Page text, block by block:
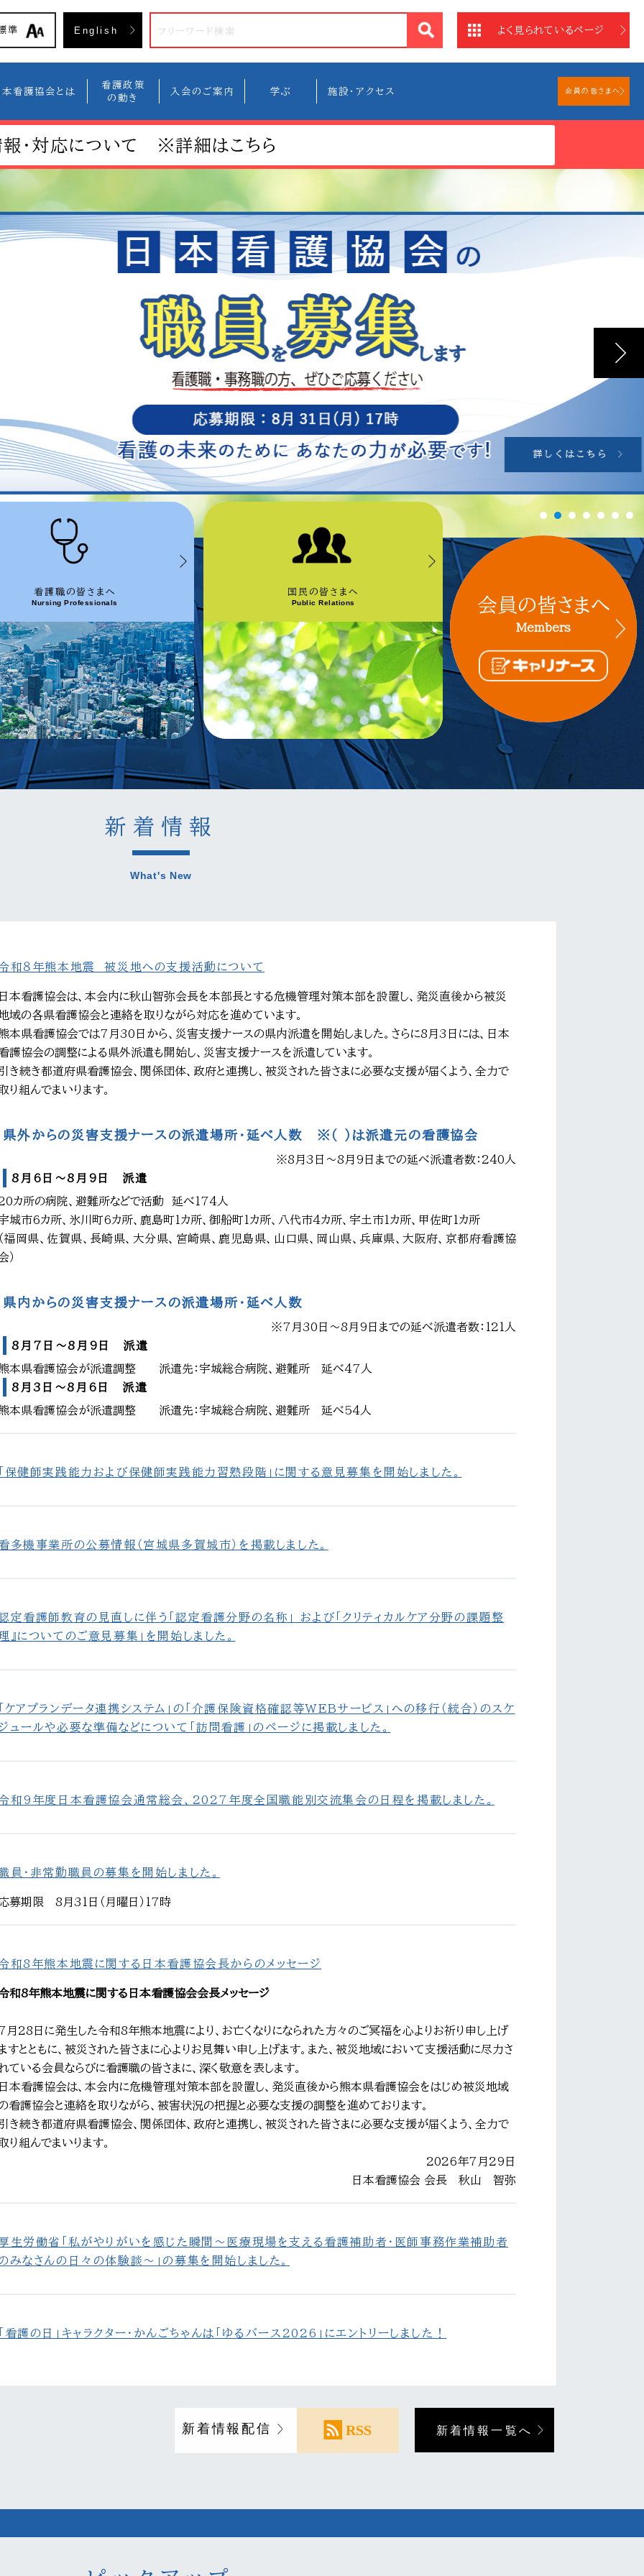
準 English よく見られているページ
本看護協会とは
看護政策
の動き
入会のご案内 学ぶ 施設・アクセス 会員の皆さまへ
・対応について ※詳細はこちら
看護職の皆さまへ
Nursing Professionals
国民の皆さまへ
Public Relations 会員の皆さまへ
Members
新着情報
What's New
和８年熊本地震 被災地への支援活動について
日本看護協会は、本会内に秋山智弥会長を本部長とする危機管理対策本部を設置し、発災直後から被災
域の各県看護協会と連絡を取りながら対応を進めています。
本県看護協会では7月30日から、災害支援ナースの県内派遣を開始しました。さらに8月3日には、日本
護協会の調整による県外派遣も開始し、災害支援ナースを派遣しています。
き続き都道府県看護協会、関係団体、政府と連携し、被災された皆さまに必要な支援が届くよう、全力で
り組んでまいります。
県外からの災害支援ナースの派遣場所・延べ人数 ※（ ）は派遣元の看護協会
※8月3日～8月9日までの延べ派遣者数：240人
8月6日～8月9日 派遣
カ所の病院、避難所などで活動 延べ174人
城市6カ所、氷川町6カ所、鹿島町1カ所、御船町1カ所、八代市4カ所、宇土市1カ所、甲佐町1カ所
（福岡県、佐賀県、長崎県、大分県、宮崎県、鹿児島県、山口県、岡山県、兵庫県、大阪府、京都府看護協
）
県内からの災害支援ナースの派遣場所・延べ人数
※7月30日～8月9日までの延べ派遣者数：121人
8月7日～8月9日 派遣
本県看護協会が派遣調整 派遣先：宇城総合病院、避難所 延べ47人
8月3日～8月6日 派遣
本県看護協会が派遣調整 派遣先：宇城総合病院、避難所 延べ54人
「保健師実践能力および保健師実践能力習熟段階」に関する意見募集を開始しました。
多機事業所の公募情報（宮城県多賀城市）を掲載しました。
定看護師教育の見直しに伴う「認定看護分野の名称」 および「クリティカルケア分野の課題整
』についてのご意見募集」を開始しました。
「ケアプランデータ連携システム」の「介護保険資格確認等WEBサービス」への移行（統合）のスケ
ュールや必要な準備などについて「訪問看護」のページに掲載しました。
和9年度日本看護協会通常総会、2027年度全国職能別交流集会の日程を掲載しました。
員・非常勤職員の募集を開始しました。
募期限 8月31日（月曜日）17時
和8年熊本地震に関する日本看護協会長からのメッセージ
和8年熊本地震に関する日本看護協会会長メッセージ
月28日に発生した令和8年熊本地震により、お亡くなりになられた方々のご冥福を心よりお祈り申し上げ
すとともに、被災された皆さまに心よりお見舞い申し上げます。また、被災地域において支援活動に尽力さ
ている会員ならびに看護職の皆さまに、深く敬意を表します。
日本看護協会は、本会内に危機管理対策本部を設置し、発災直後から熊本県看護協会をはじめ被災地域
看護協会と連絡を取りながら、被害状況の把握と必要な支援の調整を進めております。
き続き都道府県看護協会、関係団体、政府と連携し、被災された皆さまに必要な支援が届くよう、全力で
り組んでまいります。
2026年7月29日
日本看護協会 会長 秋山 智弥
生労働省「私がやりがいを感じた瞬間～医療現場を支える看護補助者・医師事務作業補助者
みなさんの日々の体験談～」の募集を開始しました。
「看護の日」キャラクター・かんごちゃんは「ゆるバース2026」にエントリーしました！
新着情報配信 RSS 新着情報一覧へ